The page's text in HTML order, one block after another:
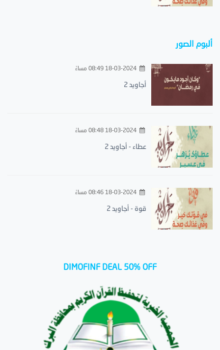
ألبوم الصور
18-03-2024 08:49 مساءً
أجاويد 2
18-03-2024 08:48 مساءً
عطاء - أجاويد 2
18-03-2024 08:46 مساءً
قوة - أجاويد 2
DIMOFINF DEAL 50% OFF